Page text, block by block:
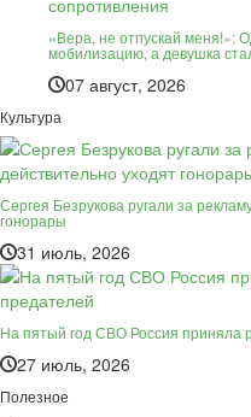
«Вера, не отпускай меня!»:
мобилизацию, а девушка
07 август, 2026
Культура
Сергея Безрукова ругали за
гонорары
31 июль, 2026
На пятый год СВО Россия приняла
27 июль, 2026
Полезное